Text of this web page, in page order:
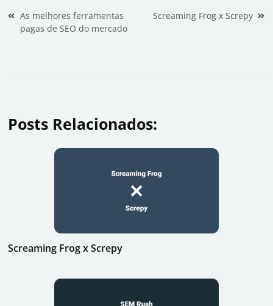
Navegação de Post
As melhores ferramentas
pagas de SEO do mercado
Screaming Frog x Screpy
Posts Relacionados:
Screaming Frog x Screpy